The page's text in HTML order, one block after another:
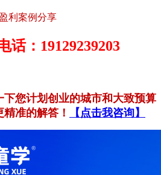
利案例分享
话：19129239203
您计划创业的城市和大致预算
准的解答！
【点击我咨询】